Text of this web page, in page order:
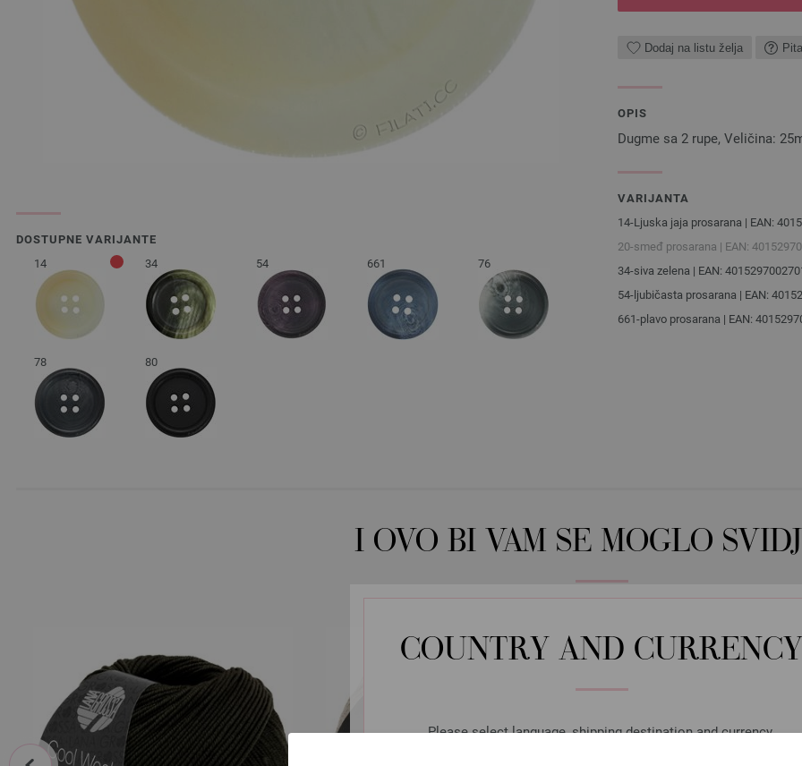
COUNTRY AND CURRENCY
Please select language, shipping destination and currency.
DOSTUPNE VARIJANTE
14
34 54 661 76
78 80
Dodaj na listu želja
OPIS
Dugme sa 2 rupe, Veličina:
VARIJANTA
14-Ljuska jaja prosarana | EAN:
20-smeđ prosarana | EAN:
34-siva zelena | EAN:
54-ljubičasta prosarana | EAN:
661-plavo prosarana | EAN:
I OVO BI VAM SE MOGLO
prev